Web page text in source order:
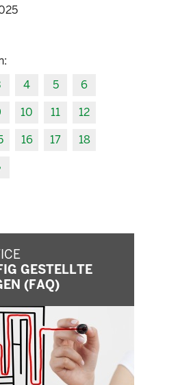
4 5
6
10 11
12
16 17
18
GESTELLTE
(FAQ)